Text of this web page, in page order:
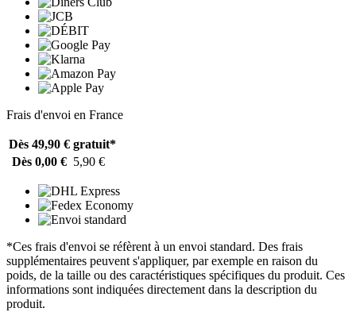
Frais d'envoi en France
Dès 49,90 € gratuit*
Dès 0,00 € 5,90 €
*Ces frais d'envoi se réfèrent à un envoi standard. Des frais
supplémentaires peuvent s'appliquer, par exemple en raison du
poids, de la taille ou des caractéristiques spécifiques du produit. Ces
informations sont indiquées directement dans la description du
produit.